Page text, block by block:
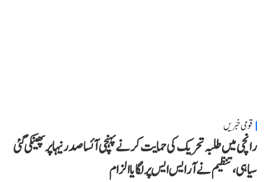
قومی خبریں
رانچی میں طلبہ تحریک کی حمایت کرنے پہنچی آئسا صدر نیہا پر پھینکی گئی
سیاہی، تنظیم نے آر ایس ایس پر لگایا الزام